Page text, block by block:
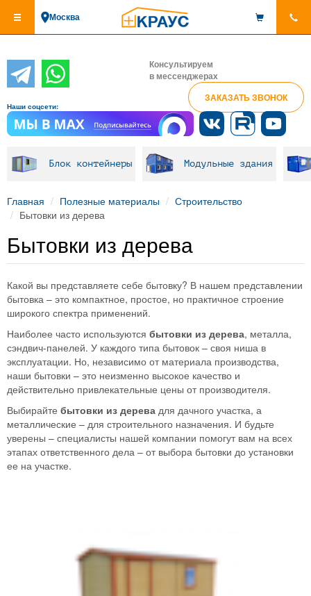
основному
Москва
Консультируем
в мессенджерах
ЗАКАЗАТЬ ЗВОНОК
Наши соцсети:
Блок контейнеры Модульные здания
Главная Полезные материалы
Строительство
Бытовки из дерева
Бытовки из дерева
Какой вы представляете себе бытовку? В нашем представлении
бытовка – это компактное, простое, но практичное строение
широкого спектра применений.
Наиболее часто используются бытовки из дерева, металла,
сэндвич-панелей. У каждого типа бытовок – своя ниша в
эксплуатации. Но, независимо от материала производства,
наши бытовки – это неизменно высокое качество и
действительно привлекательные цены от производителя.
Выбирайте бытовки из дерева для дачного участка, а
металлические – для строительного назначения. И будьте
уверены – специалисты нашей компании помогут вам на всех
этапах ответственного дела – от выбора бытовки до установки
ее на участке.